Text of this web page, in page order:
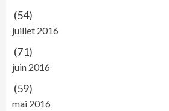
(54)
juillet 2016
(71)
juin 2016
(59)
mai 2016